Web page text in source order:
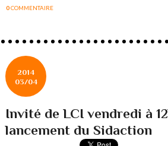
0COMMENTAIRE
2014
03/04
Invité de LCI vendredi à
lancement du Sidaction